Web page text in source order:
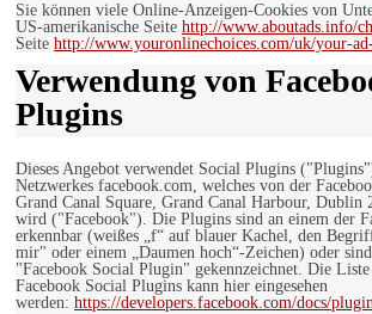
Sie können viele Online-Anzeigen-Cookies von
US-amerikanische Seite http://www.aboutads.info/
Seite http://www.youronlinechoices.com/uk/your-
Verwendung von
Plugins
Dieses Angebot verwendet Social Plugins
Netzwerkes facebook.com, welches von der
Grand Canal Square, Grand Canal Harbour, Dublin
wird ("Facebook"). Die Plugins sind an einem der
erkennbar (weißes „f“ auf blauer Kachel, den
mir" oder einem „Daumen hoch“-Zeichen) oder
"Facebook Social Plugin" gekennzeichnet. Die Liste
Facebook Social Plugins kann hier eingesehen
werden: https://developers.facebook.com/docs/